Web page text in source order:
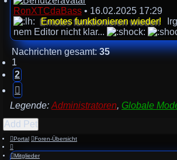
RonXTCdaBass • 16.02.2025 17:29
Emotes funktionieren wieder!
nem Editor nicht klar...
Nachrichten gesamt:35
1
2
Legende: Administratoren, Globale
Add Pet
Portal Foren-Übersicht
Mitglieder